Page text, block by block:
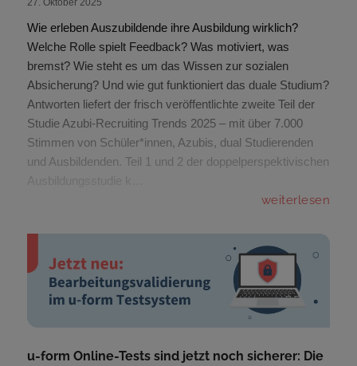
27. Oktober 2025
Wie erleben Auszubildende ihre Ausbildung wirklich?
Welche Rolle spielt Feedback? Was motiviert, was
bremst? Wie steht es um das Wissen zur sozialen
Absicherung? Und wie gut funktioniert das duale Studium?
Antworten liefert der frisch veröffentlichte zweite Teil der
Studie Azubi-Recruiting Trends 2025 – mit über 7.000
Stimmen von Schüler*innen, Azubis, dual Studierenden
und Ausbildenden. Teil 1 und 2 der doppelperspektivischen
weiterlesen
u-form Online-Tests sind jetzt noch sicherer: Die